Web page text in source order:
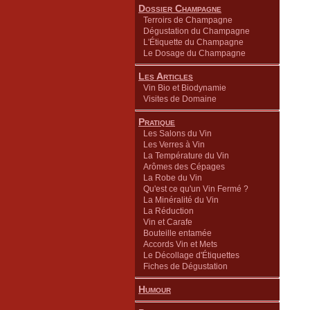
Dossier Champagne
Terroirs de Champagne
Dégustation du Champagne
L'Étiquette du Champagne
Le Dosage du Champagne
Les Articles
Vin Bio et Biodynamie
Visites de Domaine
Pratique
Les Salons du Vin
Les Verres à Vin
La Température du Vin
Arômes des Cépages
La Robe du Vin
Qu'est ce qu'un Vin Fermé ?
La Minéralité du Vin
La Réduction
Vin et Carafe
Bouteille entamée
Accords Vin et Mets
Le Décollage d'Étiquettes
Fiches de Dégustation
Humour